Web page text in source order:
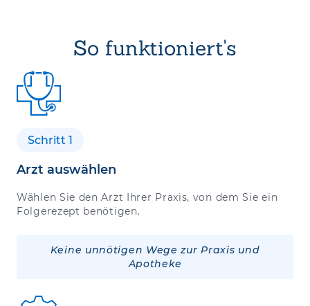
So funktioniert's
Schritt 1
Arzt auswählen
Wählen Sie den Arzt Ihrer Praxis, von dem Sie ein
Folgerezept benötigen.
Keine unnötigen Wege zur Praxis und
Apotheke